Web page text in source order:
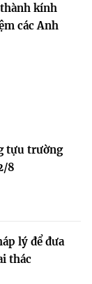
kính
các Anh
tựu trường
8
lý để đưa
thác